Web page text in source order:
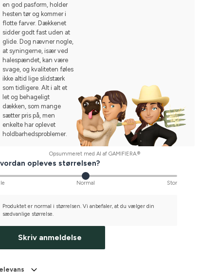
en god pasform, holder
hesten tør og kommer i
flotte farver. Dækkenet
sidder godt fast uden at
glide. Dog nævner nogle,
at syningerne, især ved
halespændet, kan være
svage, og kvaliteten føles
ikke altid lige slidstærk
som tidligere. Alt i alt et
let og behageligt
dækken, som mange
sætter pris på, men
enkelte har oplevet
holdbarhedsproblemer.
Opsummeret med AI af GAMIFIERA.®
opleves størrelsen?
Normal Stor
Produktet er normal i størrelsen. Vi anbefaler, at du vælger din
sædvanlige størrelse.
Skriv anmeldelse